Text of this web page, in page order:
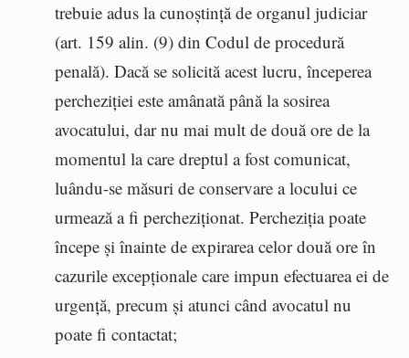
trebuie adus la cunoștință de organul judiciar
(art. 159 alin. (9) din Codul de procedură
penală). Dacă se solicită acest lucru, începerea
percheziției este amânată până la sosirea
avocatului, dar nu mai mult de două ore de la
momentul la care dreptul a fost comunicat,
luându-se măsuri de conservare a locului ce
urmează a fi percheziționat. Percheziția poate
începe și înainte de expirarea celor două ore în
cazurile excepționale care impun efectuarea ei de
urgență, precum și atunci când avocatul nu
poate fi contactat;